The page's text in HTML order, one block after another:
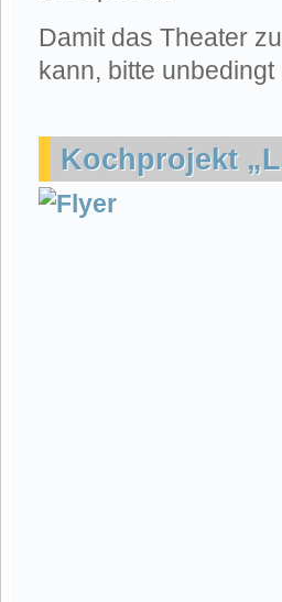
Damit das Theater
kann, bitte
Kochprojekt